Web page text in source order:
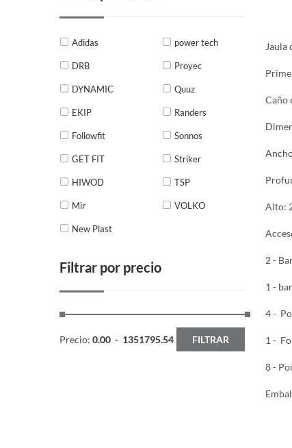
Adidas
DRB
DYNAMIC
EKIP
Followfit
GET FIT
HIWOD
Mir
New Plast
power tech
Proyec
Quuz
Randers
Sonnos
Striker
TSP
VOLKO
Filtrar por precio
Precio: 0.00 - 1351795.54 FILTRAR
Jaula
Caño
Alto:
2 -
1 -
4 -
1 -
8 -